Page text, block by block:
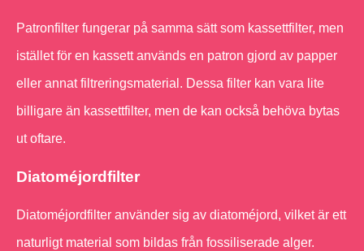
Patronfilter fungerar på samma sätt som kassettfilter, men
istället för en kassett används en patron gjord av papper
eller annat filtreringsmaterial. Dessa filter kan vara lite
billigare än kassettfilter, men de kan också behöva bytas
ut oftare.
Diatoméjordfilter
Diatoméjordfilter använder sig av diatoméjord, vilket är ett
naturligt material som bildas från fossiliserade alger.